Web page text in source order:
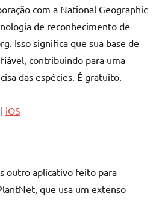
com a National Geographic
de reconhecimento de
Isso significa que sua base de
contribuindo para uma
das espécies. É gratuito.
| iOS
outro aplicativo feito para
que usa um extenso